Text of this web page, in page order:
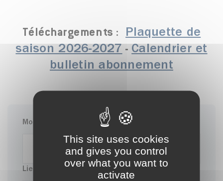
This site uses cookies
and gives you control
over what you want to
activate
Téléchargements : Plaquette de
saison 2026-2027 - Calendrier et
bulletin abonnement
Mot-clé
Lieu